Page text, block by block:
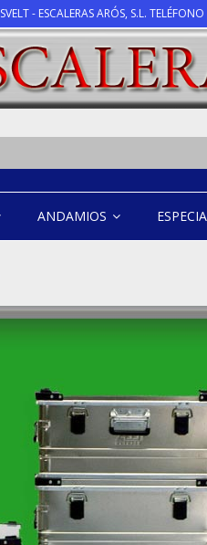
SVELT - ESCALERAS ARÓS, S.L.
ANDAMIOS